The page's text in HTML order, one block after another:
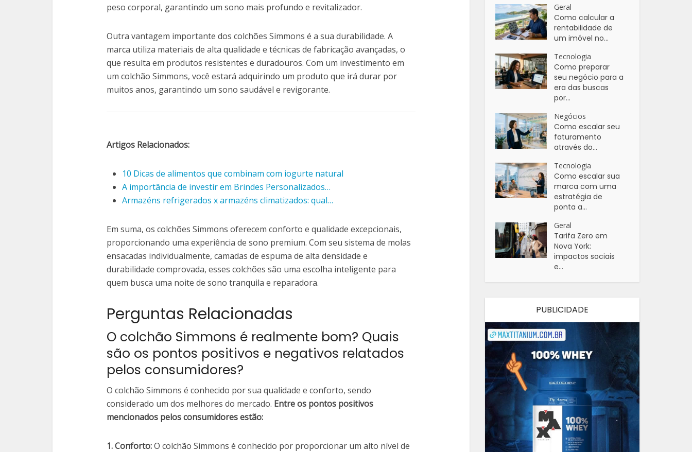
peso corporal, garantindo um sono mais profundo e revitalizador.
Outra vantagem importante dos colchões Simmons é a sua durabilidade. A
marca utiliza materiais de alta qualidade e técnicas de fabricação avançadas, o
que resulta em produtos resistentes e duradouros. Com um investimento em
um colchão Simmons, você estará adquirindo um produto que irá durar por
muitos anos, garantindo um sono saudável e revigorante.
Artigos Relacionados:
10 Dicas de alimentos que combinam com iogurte natural
A importância de investir em Brindes Personalizados…
Armazéns refrigerados x armazéns climatizados: qual…
Em suma, os colchões Simmons oferecem conforto e qualidade excepcionais,
proporcionando uma experiência de sono premium. Com seu sistema de molas
ensacadas individualmente, camadas de espuma de alta densidade e
durabilidade comprovada, esses colchões são uma escolha inteligente para
quem busca uma noite de sono tranquila e reparadora.
Perguntas Relacionadas
O colchão Simmons é realmente bom? Quais
são os pontos positivos e negativos relatados
pelos consumidores?
O colchão Simmons é conhecido por sua qualidade e conforto, sendo
considerado um dos melhores do mercado. Entre os pontos positivos
mencionados pelos consumidores estão:
1. Conforto:O colchão Simmons é conhecido por proporcionar um alto nível de
Geral
Como calcular a
rentabilidade de
um imóvel no...
Tecnologia
Como preparar
seu negócio para a
era das buscas
por...
Negócios
Como escalar seu
faturamento
através do...
Tecnologia
Como escalar sua
marca com uma
estratégia de
ponta a...
Geral
Tarifa Zero em
Nova York:
impactos sociais
e...
PUBLICIDADE